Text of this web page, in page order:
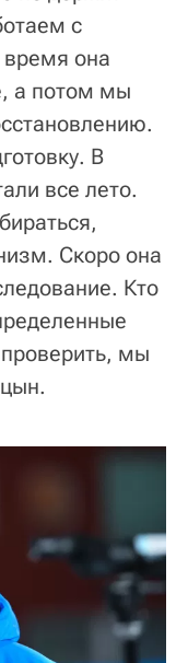
с
время она
а потом мы
В
все лето.
Скоро она
Кто
мы